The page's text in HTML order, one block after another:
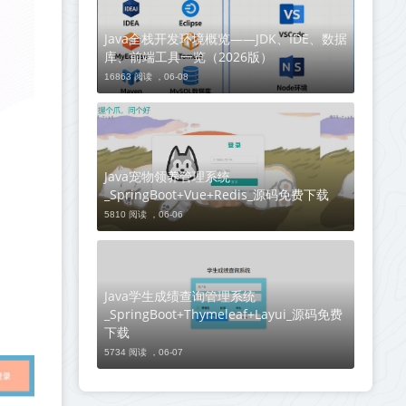
Java全栈开发环境概览——JDK、IDE、数据
库、前端工具一览（2026版）
16863 阅读 ， 06-08
Java宠物领养管理系统
_SpringBoot+Vue+Redis_源码免费下载
5810 阅读 ， 06-06
Java学生成绩查询管理系统
_SpringBoot+Thymeleaf+Layui_源码免费
下载
5734 阅读 ， 06-07